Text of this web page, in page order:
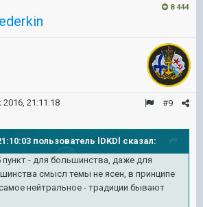
8 444
#9
2016, 21:11:18
пользователь lDKDl сказал:
- для большинства, даже для
смысл темы не ясен, в принципе
нейтральное - традиции бывают